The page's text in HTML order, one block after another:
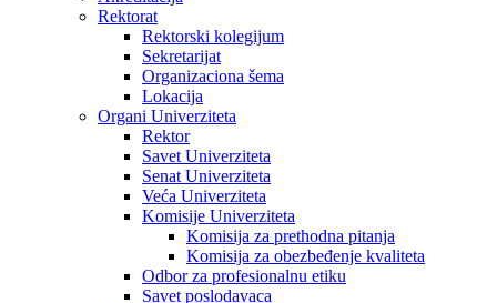
Rektorat
Rektorski kolegijum
Sekretarijat
Organizaciona šema
Lokacija
Organi Univerziteta
Rektor
Savet Univerziteta
Senat Univerziteta
Veća Univerziteta
Komisije Univerziteta
Komisija za prethodna pitanja
Komisija za obezbeđenje kvaliteta
Odbor za profesionalnu etiku
Savet poslodavaca